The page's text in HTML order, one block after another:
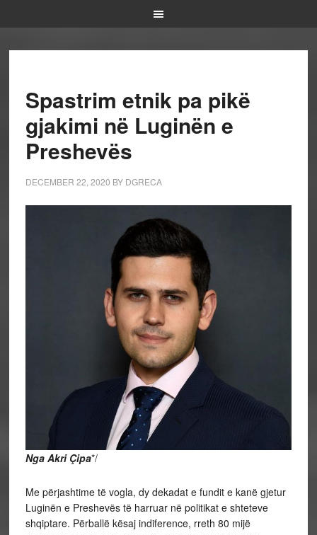
Spastrim etnik pa pikë
gjakimi në Luginën e
Preshevës
DECEMBER 22, 2020 BY DGRECA
Nga Akri Çipa*/
Me përjashtime të vogla, dy dekadat e fundit e kanë gjetur
Luginën e Preshevës të harruar në politikat e shteteve
shqiptare. Përballë kësaj indiference, rreth 80 mijë